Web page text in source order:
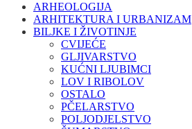
ARHEOLOGIJA
ARHITEKTURA I URBANIZAM
BILJKE I ŽIVOTINJE
CVIJEĆE
GLJIVARSTVO
KUĆNI LJUBIMCI
LOV I RIBOLOV
OSTALO
PČELARSTVO
POLJODJELSTVO